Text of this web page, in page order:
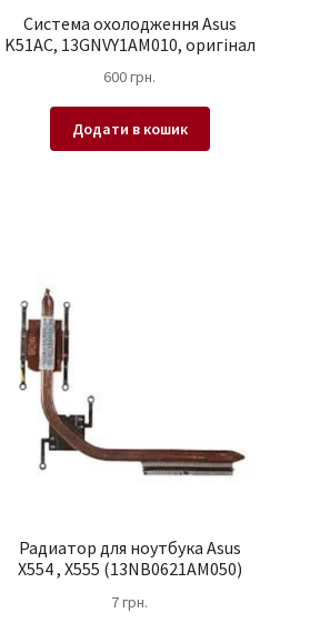
Система охолодження Asus
K51AC, 13GNVY1AM010, оригінал
600грн.
Додати в кошик
Радиатор для ноутбука Asus
X554 , X555 (13NB0621AM050)
7грн.